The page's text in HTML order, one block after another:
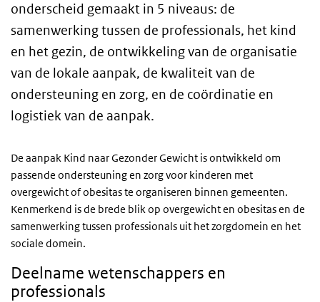
onderscheid gemaakt in 5 niveaus: de
samenwerking tussen de professionals, het kind
en het gezin, de ontwikkeling van de organisatie
van de lokale aanpak, de kwaliteit van de
ondersteuning en zorg, en de coördinatie en
logistiek van de aanpak.
De aanpak Kind naar Gezonder Gewicht is ontwikkeld om
passende ondersteuning en zorg voor kinderen met
overgewicht of obesitas te organiseren binnen gemeenten.
Kenmerkend is de brede blik op overgewicht en obesitas en de
samenwerking tussen professionals uit het zorgdomein en het
sociale domein.
Deelname wetenschappers en
professionals